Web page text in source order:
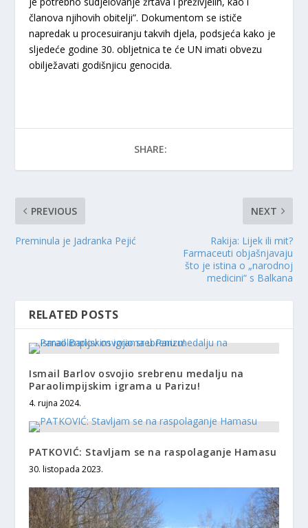
članova njihovih obitelji”. Dokumentom se ističe
napredak u procesuiranju takvih djela, podsjeća kako je
sljedeće godine 30. obljetnica te će UN imati obvezu
obilježavati godišnjicu genocida.
SHARE:
PREVIOUS
Preminula je Jadranka Pejić
NEXT
Rakija: Lijek ili mit?
Farmaceuti objašnjavaju
što je istina o „narodnoj
medicini“ s Balkana
RELATED POSTS
Ismail Barlov osvojio srebrenu medalju na
Paraolimpijskim igrama u Parizu!
4. rujna 2024.
PATKOVIĆ: Stavljam se na raspolaganje Hamasu
30. listopada 2023.